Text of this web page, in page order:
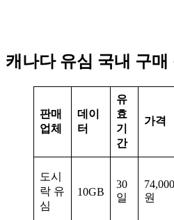
캐나다 유심 국내 구매
판매
업체
데이
터
유
효
기
간
가격
도시
락 유
심
10GB
30
일
74,000
원